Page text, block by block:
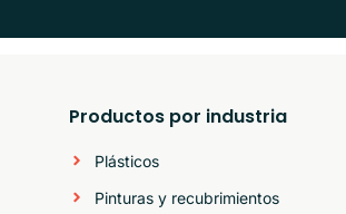
Productos por industria
Plásticos
Pinturas y recubrimientos